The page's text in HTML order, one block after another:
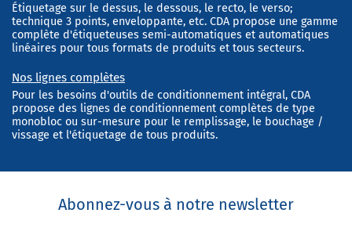
Étiquetage sur le dessus, le dessous, le recto, le verso;
technique 3 points, enveloppante, etc. CDA propose une gamme
complète d'étiqueteuses semi-automatiques et automatiques
linéaires pour tous formats de produits et tous secteurs.
Nos lignes complètes
Pour les besoins d'outils de conditionnement intégral, CDA
propose des lignes de conditionnement complètes de type
monobloc ou sur-mesure pour le remplissage, le bouchage /
vissage et l'étiquetage de tous produits.
Abonnez-vous à notre newsletter